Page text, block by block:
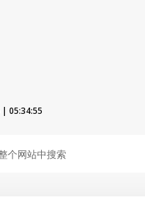
| 05:34:56